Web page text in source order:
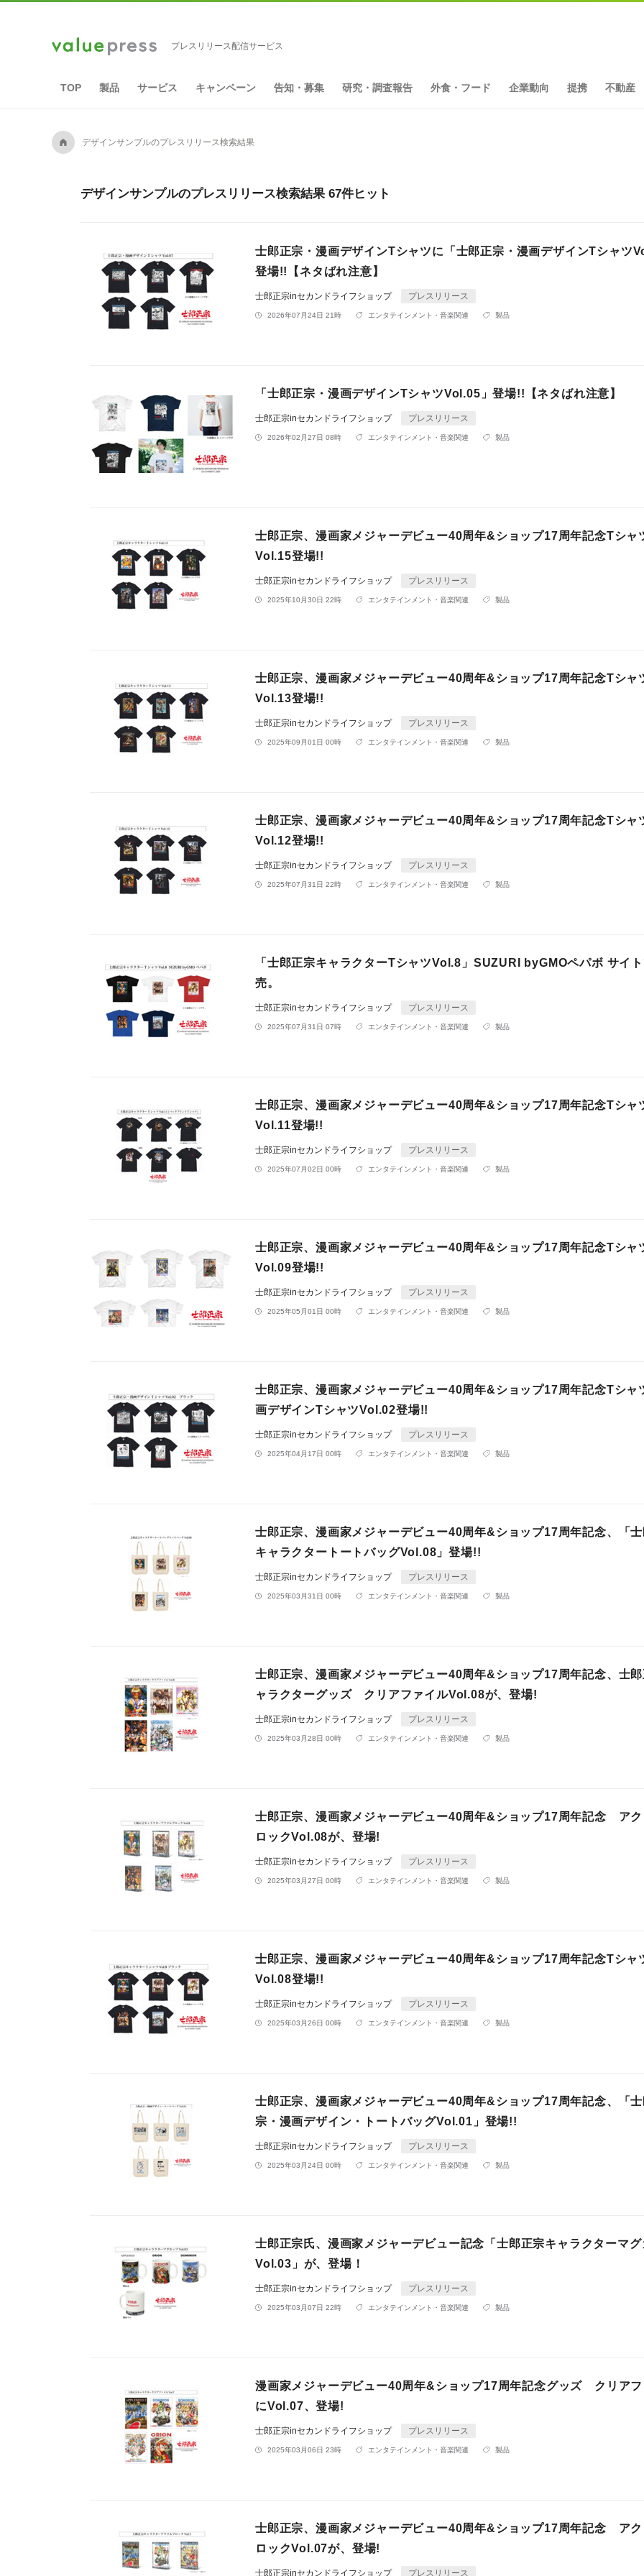
プレスリリース配信サービス
TOP 製品 サービス キャンペーン 告知・募集 研究・調査報告 外食・フード 企業動向 提携 不動産
A デザインサンプルのプレスリリース検索結果
デザインサンプルのプレスリリース検索結果 67件ヒット
士郎正宗・漫画デザインTシャツに「士郎正宗・漫画デザインTシャツ
登場!!【ネタばれ注意】
士郎正宗inセカンドライフショップ プレスリリース
2026年07月24日 21時 エンタテインメント・音楽関連 製品
「士郎正宗・漫画デザインTシャツVol.05」登場!!【ネタばれ注意】
士郎正宗inセカンドライフショップ プレスリリース
2026年02月27日 08時 エンタテインメント・音楽関連 製品
士郎正宗、漫画家メジャーデビュー40周年&ショップ17周年記念Tシャ
Vol.15登場!!
士郎正宗inセカンドライフショップ プレスリリース
2025年10月30日 22時 エンタテインメント・音楽関連 製品
士郎正宗、漫画家メジャーデビュー40周年&ショップ17周年記念Tシャ
Vol.13登場!!
士郎正宗inセカンドライフショップ プレスリリース
2025年09月01日 00時 エンタテインメント・音楽関連 製品
士郎正宗、漫画家メジャーデビュー40周年&ショップ17周年記念Tシャ
Vol.12登場!!
士郎正宗inセカンドライフショップ プレスリリース
2025年07月31日 22時 エンタテインメント・音楽関連 製品
「士郎正宗キャラクターTシャツVol.8」SUZURI byGMOペパボ サイ
売。
士郎正宗inセカンドライフショップ プレスリリース
2025年07月31日 07時 エンタテインメント・音楽関連 製品
士郎正宗、漫画家メジャーデビュー40周年&ショップ17周年記念Tシャ
Vol.11登場!!
士郎正宗inセカンドライフショップ プレスリリース
2025年07月02日 00時 エンタテインメント・音楽関連 製品
士郎正宗、漫画家メジャーデビュー40周年&ショップ17周年記念Tシャ
Vol.09登場!!
士郎正宗inセカンドライフショップ プレスリリース
2025年05月01日 00時 エンタテインメント・音楽関連 製品
士郎正宗、漫画家メジャーデビュー40周年&ショップ17周年記念Tシャ
画デザインTシャツVol.02登場!!
士郎正宗inセカンドライフショップ プレスリリース
2025年04月17日 00時 エンタテインメント・音楽関連 製品
士郎正宗、漫画家メジャーデビュー40周年&ショップ17周年記念、「
キャラクタートートバッグVol.08」登場!!
士郎正宗inセカンドライフショップ プレスリリース
2025年03月31日 00時 エンタテインメント・音楽関連 製品
士郎正宗、漫画家メジャーデビュー40周年&ショップ17周年記念、士
ャラクターグッズ クリアファイルVol.08が、登場!
士郎正宗inセカンドライフショップ プレスリリース
2025年03月28日 00時 エンタテインメント・音楽関連 製品
士郎正宗、漫画家メジャーデビュー40周年&ショップ17周年記念 ア
ロックVol.08が、登場!
士郎正宗inセカンドライフショップ プレスリリース
2025年03月27日 00時 エンタテインメント・音楽関連 製品
士郎正宗、漫画家メジャーデビュー40周年&ショップ17周年記念Tシャ
Vol.08登場!!
士郎正宗inセカンドライフショップ プレスリリース
2025年03月26日 00時 エンタテインメント・音楽関連 製品
士郎正宗、漫画家メジャーデビュー40周年&ショップ17周年記念、「
宗・漫画デザイン・トートバッグVol.01」登場!!
士郎正宗inセカンドライフショップ プレスリリース
2025年03月24日 00時 エンタテインメント・音楽関連 製品
士郎正宗氏、漫画家メジャーデビュー記念「士郎正宗キャラクターマ
Vol.03」が、登場！
士郎正宗inセカンドライフショップ プレスリリース
2025年03月07日 22時 エンタテインメント・音楽関連 製品
漫画家メジャーデビュー40周年&ショップ17周年記念グッズ クリア
にVol.07、登場!
士郎正宗inセカンドライフショップ プレスリリース
2025年03月06日 23時 エンタテインメント・音楽関連 製品
士郎正宗、漫画家メジャーデビュー40周年&ショップ17周年記念 ア
ロックVol.07が、登場!
士郎正宗inセカンドライフショップ プレスリリース